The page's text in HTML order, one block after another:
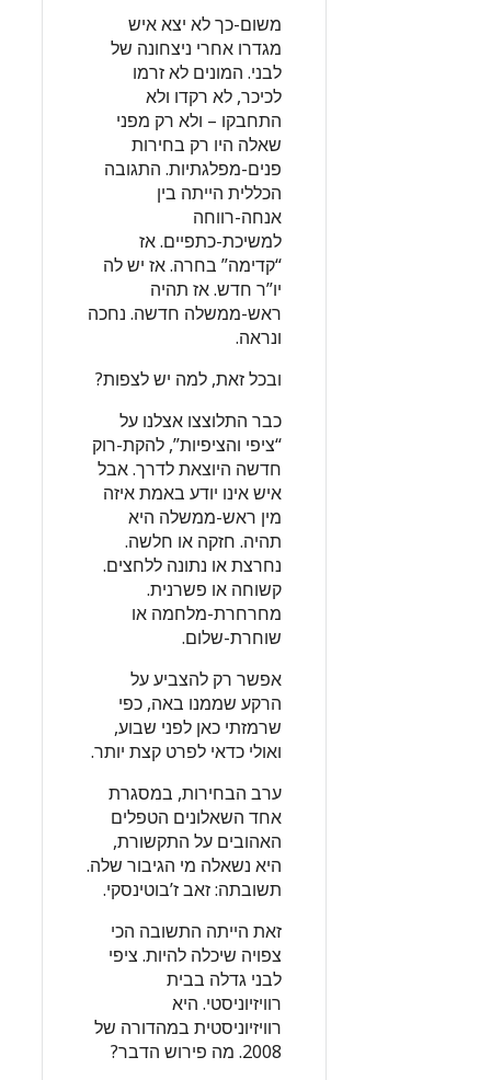
משום-כך לא יצא איש
מגדרו אחרי ניצחונה של
לבני. המונים לא זרמו
לכיכר, לא רקדו ולא
התחבקו – ולא רק מפני
שאלה היו רק בחירות
פנים-מפלגתיות. התגובה
הכללית הייתה בין
אנחה-רווחה
למשיכת-כתפיים. אז
“קדימה” בחרה. אז יש לה
יו”ר חדש. אז תהיה
ראש-ממשלה חדשה. נחכה
ונראה.
ובכל זאת, למה יש לצפות?
כבר התלוצצו אצלנו על
“ציפי והציפיות”, להקת-רוק
חדשה היוצאת לדרך. אבל
איש אינו יודע באמת איזה
מין ראש-ממשלה היא
תהיה. חזקה או חלשה.
נחרצת או נתונה ללחצים.
קשוחה או פשרנית.
מחרחרת-מלחמה או
שוחרת-שלום.
אפשר רק להצביע על
הרקע שממנו באה, כפי
שרמזתי כאן לפני שבוע,
ואולי כדאי לפרט קצת יותר.
ערב הבחירות, במסגרת
אחד השאלונים הטפלים
האהובים על התקשורת,
היא נשאלה מי הגיבור שלה.
תשובתה: זאב ז’בוטינסקי.
זאת הייתה התשובה הכי
צפויה שיכלה להיות. ציפי
לבני גדלה בבית
רוויזיוניסטי. היא
רוויזיוניסטית במהדורה של
2008. מה פירוש הדבר?